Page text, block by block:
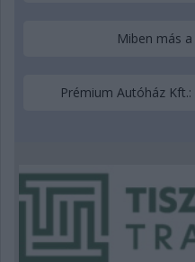
Miben más
Prémium Autóház